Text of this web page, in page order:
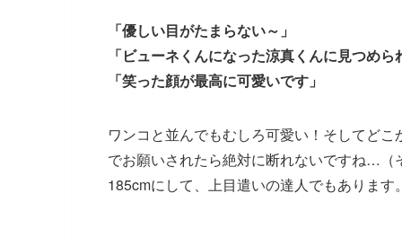
「優しい目がたまらない～」
「ビューネくんになった涼真くんに見つめら
「笑った顔が最高に可愛いです」
ワンコと並んでもむしろ可愛い！そしてど
でお願いされたら絶対に断れないですね…（
185cmにして、上目遣いの達人でもあります